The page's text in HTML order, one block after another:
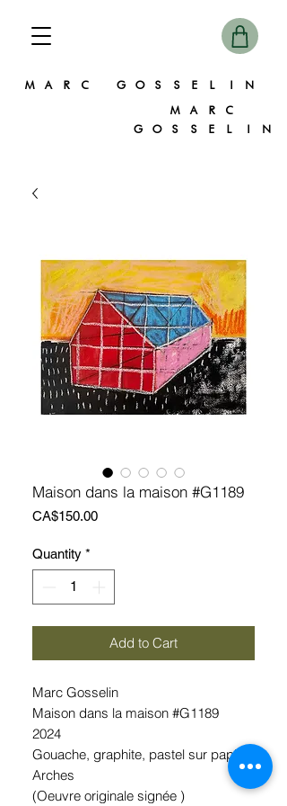
MARC GOSSELIN
MARC
GOSSELIN
Maison dans la maison #G1189
CA$150.00Price
Quantity *
Add to Cart
Marc Gosselin
Maison dans la maison #G1189
2024
Gouache, graphite, pastel sur papier
Arches
(Oeuvre originale signée )